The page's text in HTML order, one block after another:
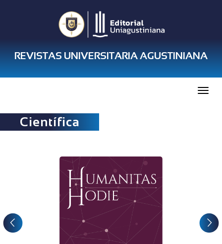
REVISTAS UNIVERSITARIA AGUSTINIANA
Científica